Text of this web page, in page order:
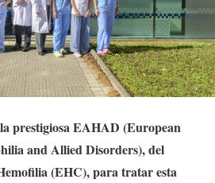
prestigiosa EAHAD (European
and Allied Disorders), del
(EHC), para tratar esta